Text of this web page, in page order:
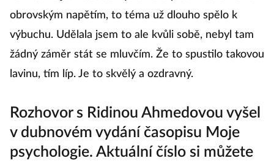
obrovským napětím, to téma už dlouho spělo k
výbuchu. Udělala jsem to ale kvůli sobě, nebyl tam
žádný záměr stát se mluvčím. Že to spustilo takovou
lavinu, tím líp. Je to skvělý a ozdravný.
Rozhovor s Ridinou Ahmedovou vyšel
v dubnovém vydání časopisu Moje
psychologie. Aktuální číslo si můžete